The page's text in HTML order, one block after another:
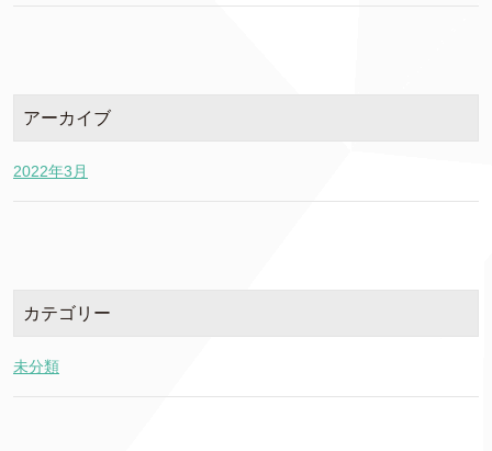
アーカイブ
2022年3月
カテゴリー
未分類